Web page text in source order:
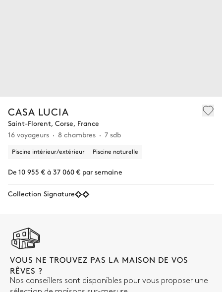
CASA LUCIA
Saint-Florent, Corse, France
16 voyageurs
8 chambres 7 sdb
Piscine intérieur/extérieur Piscine naturelle
De 10 955 € à 37 060 € par semaine
Collection Signature
VOUS NE TROUVEZ PAS LA MAISON DE VOS
RÊVES ?
Nos conseillers sont disponibles pour vous proposer une